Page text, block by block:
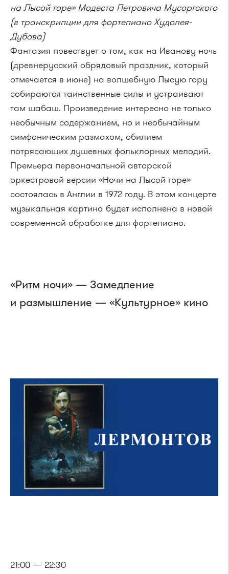
на Лысой горе» Модеста Петровича Мусоргского
(в транскрипции для фортепиано Худолея-
Дубова)
Фантазия повествует о том, как на Иванову ночь
(древнерусский обрядовый праздник, который
отмечается в июне) на волшебную Лысую гору
собираются таинственные силы и устраивают
там шабаш. Произведение интересно не только
необычным содержанием, но и необычайным
симфоническим размахом, обилием
потрясающих душевных фольклорных мелодий.
Премьера первоначальной авторской
оркестровой версии «Ночи на Лысой горе»
состоялась в Англии в 1972 году. В этом концерте
музыкальная картина будет исполнена в новой
современной обработке для фортепиано.
«Ритм ночи» — Замедление
и размышление — «Культурное» кино
21:00 — 22:30